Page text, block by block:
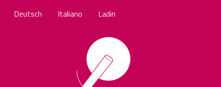
Deutsch Italiano Ladin